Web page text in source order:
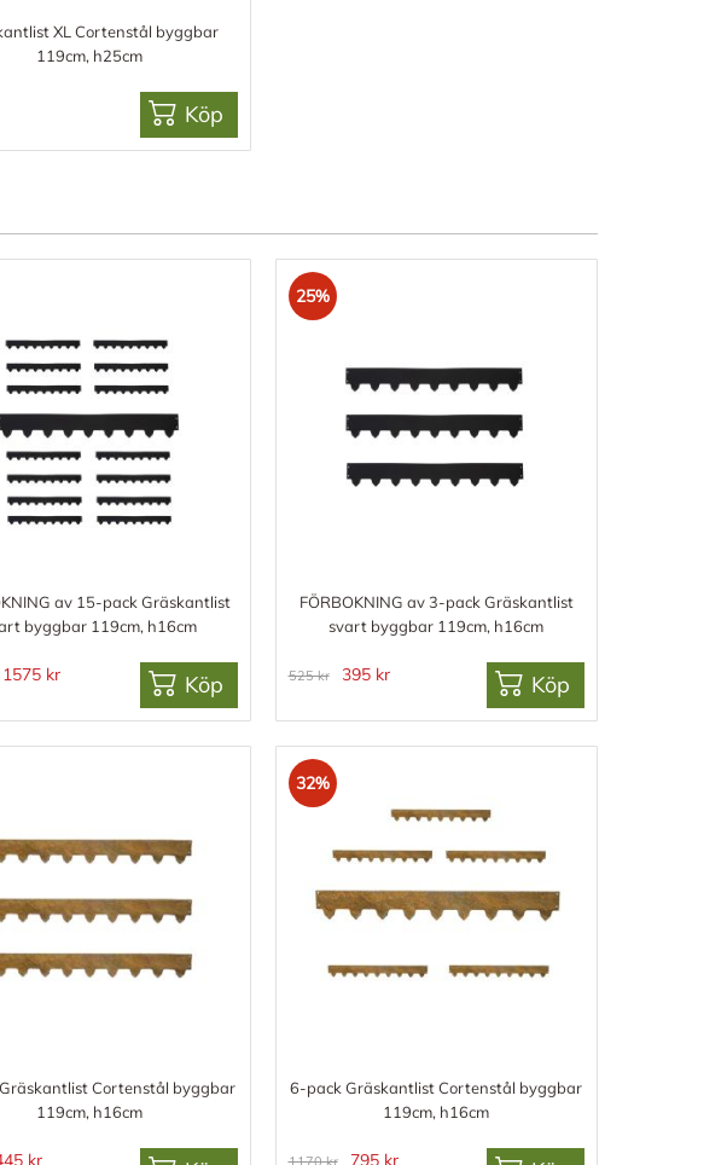
XL Cortenstål byggbar
119cm, h25cm
Köp
av 15-pack Gräskantlist
byggbar 119cm, h16cm
1575 kr Köp
25%
FÖRBOKNING av 3-pack Gräskantlist
svart byggbar 119cm, h16cm
525 kr 395 kr Köp
Cortenstål byggbar
119cm, h16cm
kr
32%
6-pack Gräskantlist Cortenstål byggbar
119cm, h16cm
795 kr